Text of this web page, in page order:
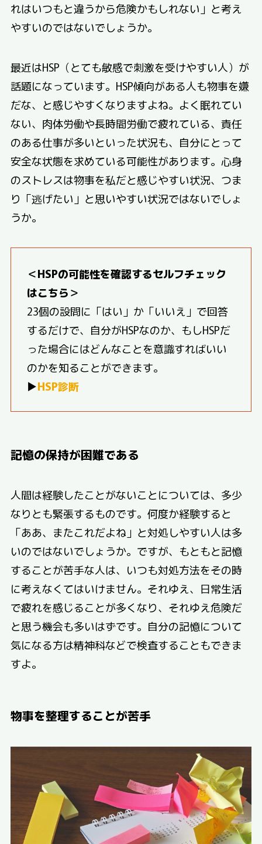
れはいつもと違うから危険かもしれない」と考え
やすいのではないでしょうか。
最近はHSP（とても敏感で刺激を受けやすい人）が
話題になっています。HSP傾向がある人も物事を嫌
だな、と感じやすくなりますよね。よく眠れてい
ない、肉体労働や長時間労働で疲れている、責任
のある仕事が多いといった状況も、自分にとって
安全な状態を求めている可能性があります。心身
のストレスは物事を私だと感じやすい状況、つま
り「逃げたい」と思いやすい状況ではないでしょ
うか。
＜HSPの可能性を確認するセルフチェック
はこちら＞
23個の設問に「はい」か「いいえ」で回答
するだけで、自分がHSPなのか、もしHSPだ
った場合にはどんなことを意識すればいい
のかを知ることができます。
▶HSP診断
記憶の保持が困難である
人間は経験したことがないことについては、多少
なりとも緊張するものです。何度か経験すると
「ああ、またこれだよね」と対処しやすい人は多
いのではないでしょうか。ですが、もともと記憶
することが苦手な人は、いつも対処方法をその時
に考えなくてはいけません。それゆえ、日常生活
で疲れを感じることが多くなり、それゆえ危険だ
と思う機会も多いはずです。自分の記憶について
気になる方は精神科などで検査することもできま
すよ。
物事を整理することが苦手